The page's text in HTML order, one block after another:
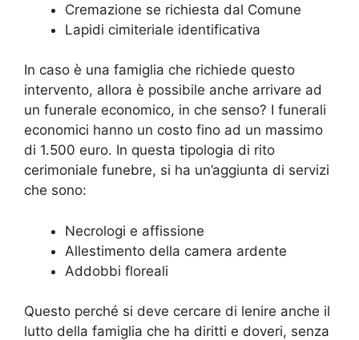
Cremazione se richiesta dal Comune
Lapidi cimiteriale identificativa
In caso è una famiglia che richiede questo
intervento, allora è possibile anche arrivare ad
un funerale economico, in che senso? I funerali
economici hanno un costo fino ad un massimo
di 1.500 euro. In questa tipologia di rito
cerimoniale funebre, si ha un’aggiunta di servizi
che sono:
Necrologi e affissione
Allestimento della camera ardente
Addobbi floreali
Questo perché si deve cercare di lenire anche il
lutto della famiglia che ha diritti e doveri, senza